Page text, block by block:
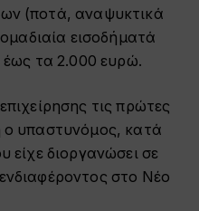
(ποτά, αναψυκτικά
εισοδήματά
τα 2.000 ευρώ.
τις πρώτες
υπαστυνόμος, κατά
είχε διοργανώσει σε
στο Νέο